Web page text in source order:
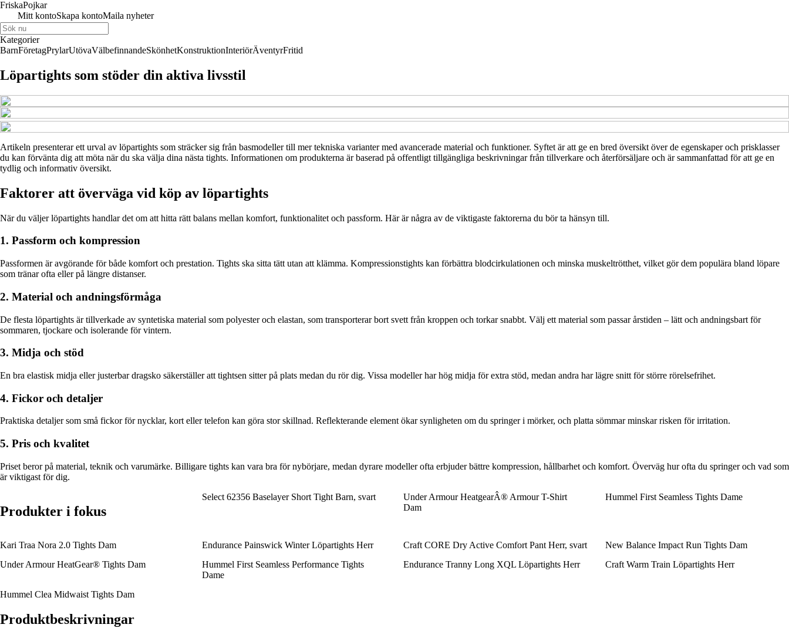
FriskaPojkar
Mitt kontoSkapa kontoMaila nyheter
Kategorier
BarnFöretagPrylarUtövaVälbefinnandeSkönhetKonstruktionInteriörÄventyrFritid
Löpartights som stöder din aktiva livsstil
Artikeln presenterar ett urval av löpartights som sträcker sig från basmodeller till mer tekniska varianter med avancerade material och funktioner. Syftet är att ge en bred översikt över de egenskaper och prisklasser
du kan förvänta dig att möta när du ska välja dina nästa tights. Informationen om produkterna är baserad på offentligt tillgängliga beskrivningar från tillverkare och återförsäljare och är sammanfattad för att ge en
tydlig och informativ översikt.
Faktorer att överväga vid köp av löpartights
När du väljer löpartights handlar det om att hitta rätt balans mellan komfort, funktionalitet och passform. Här är några av de viktigaste faktorerna du bör ta hänsyn till.
1. Passform och kompression
Passformen är avgörande för både komfort och prestation. Tights ska sitta tätt utan att klämma. Kompressionstights kan förbättra blodcirkulationen och minska muskeltrötthet, vilket gör dem populära bland löpare
som tränar ofta eller på längre distanser.
2. Material och andningsförmåga
De flesta löpartights är tillverkade av syntetiska material som polyester och elastan, som transporterar bort svett från kroppen och torkar snabbt. Välj ett material som passar årstiden – lätt och andningsbart för
sommaren, tjockare och isolerande för vintern.
3. Midja och stöd
En bra elastisk midja eller justerbar dragsko säkerställer att tightsen sitter på plats medan du rör dig. Vissa modeller har hög midja för extra stöd, medan andra har lägre snitt för större rörelsefrihet.
4. Fickor och detaljer
Praktiska detaljer som små fickor för nycklar, kort eller telefon kan göra stor skillnad. Reflekterande element ökar synligheten om du springer i mörker, och platta sömmar minskar risken för irritation.
5. Pris och kvalitet
Priset beror på material, teknik och varumärke. Billigare tights kan vara bra för nybörjare, medan dyrare modeller ofta erbjuder bättre kompression, hållbarhet och komfort. Överväg hur ofta du springer och vad som
är viktigast för dig.
Produkter i fokus
Select 62356 Baselayer Short Tight Barn, svart
Under Armour HeatgearÂ® Armour T-Shirt
Dam
Hummel First Seamless Tights Dame
Kari Traa Nora 2.0 Tights Dam Endurance Painswick Winter Löpartights Herr Craft CORE Dry Active Comfort Pant Herr, svart
New Balance Impact Run Tights Dam
Under Armour HeatGear® Tights Dam
Hummel First Seamless Performance Tights
Dame
Endurance Tranny Long XQL Löpartights Herr Craft Warm Train Löpartights Herr
Hummel Clea Midwaist Tights Dam
Produktbeskrivningar